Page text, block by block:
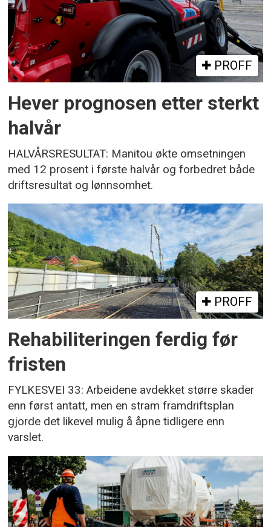
PROFF
Hever prognosen etter sterkt
halvår
HALVÅRSRESULTAT: Manitou økte omsetningen
med 12 prosent i første halvår og forbedret både
driftsresultat og lønnsomhet.
PROFF
Rehabiliteringen ferdig før
fristen
FYLKESVEI 33: Arbeidene avdekket større skader
enn først antatt, men en stram framdriftsplan
gjorde det likevel mulig å åpne tidligere enn
varslet.